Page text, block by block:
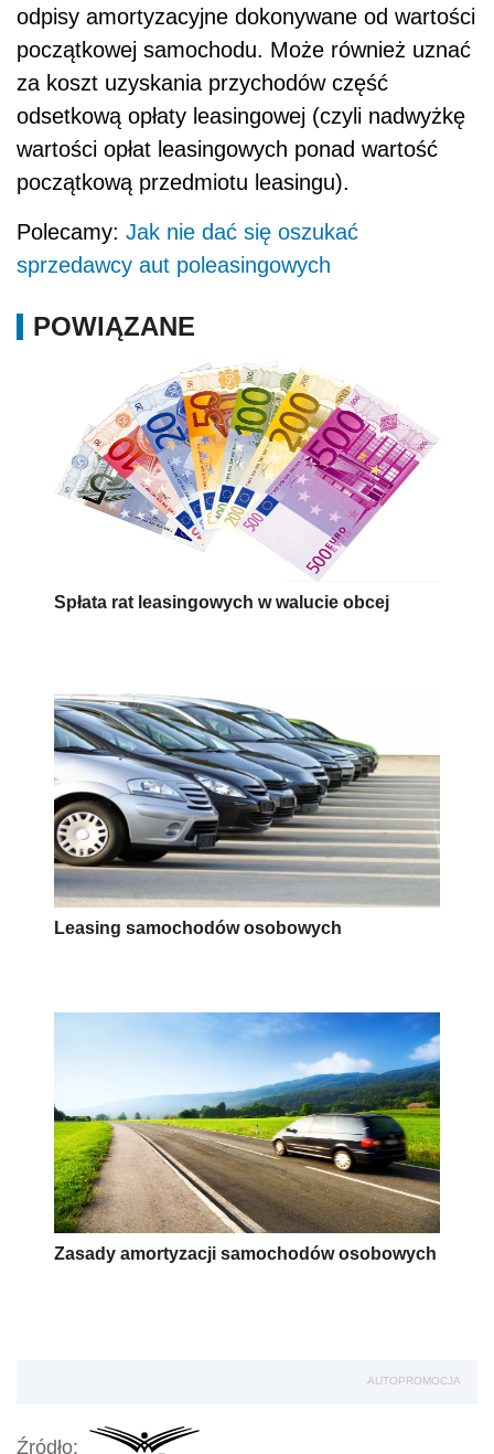
odpisy amortyzacyjne dokonywane od wartości
początkowej samochodu. Może również uznać
za koszt uzyskania przychodów część
odsetkową opłaty leasingowej (czyli nadwyżkę
wartości opłat leasingowych ponad wartość
początkową przedmiotu leasingu).
Polecamy: Jak nie dać się oszukać
sprzedawcy aut poleasingowych
POWIĄZANE
Spłata rat leasingowych w walucie obcej
Leasing samochodów osobowych
Zasady amortyzacji samochodów osobowych
AUTOPROMOCJA
Źródło: